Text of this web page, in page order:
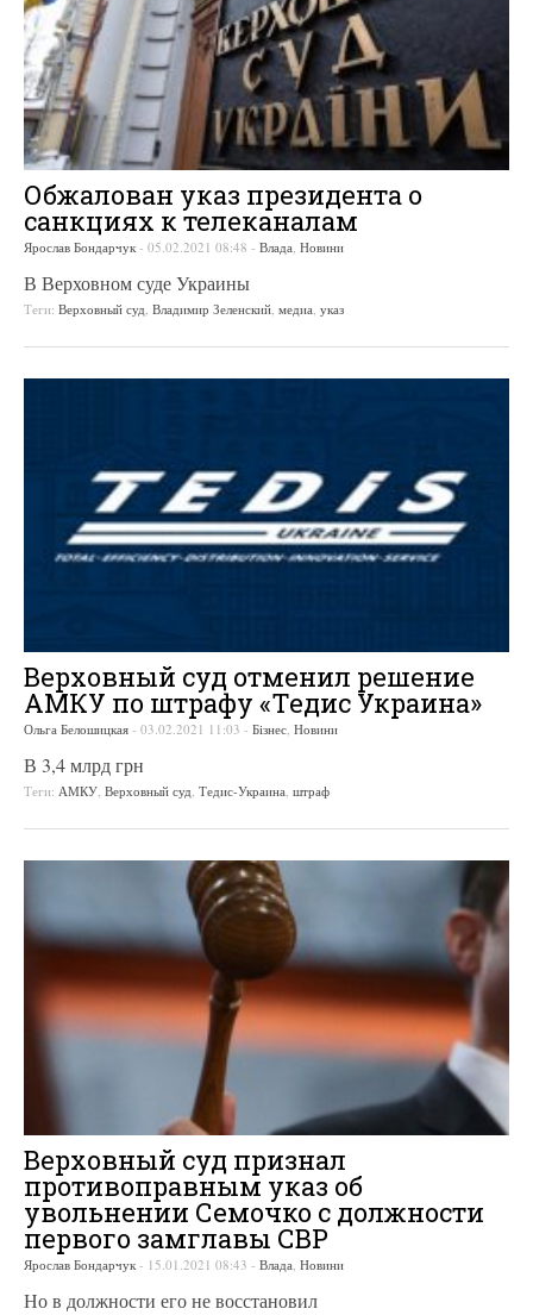
Обжалован указ президента о
санкциях к телеканалам
Ярослав Бондарчук - 05.02.2021 08:48 - Влада Новини
В Верховном суде Украины
Теги: Верховный суд Владимир Зеленский медиа указ
Верховный суд отменил решение
АМКУ по штрафу «Тедис Украина»
Ольга Белошицкая - 03.02.2021 11:03 - Бізнес, Новини
В 3,4 млрд грн
Теги: АМКУ, Верховный суд, Тедис-Украина, штраф
Верховный суд признал
противоправным указ об
увольнении Семочко с должности
первого замглавы СВР
Ярослав Бондарчук - 15.01.2021 08:43 - Влада Новини
Но в должности его не восстановил